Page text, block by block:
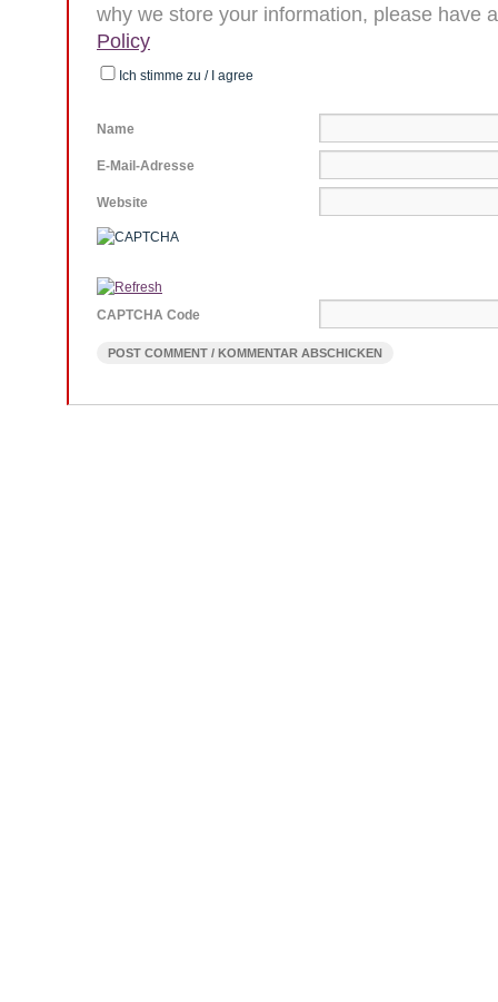
why we store your information, please have
Policy
Ich stimme zu / I agree
Name
E-Mail-Adresse
Website
CAPTCHA Code